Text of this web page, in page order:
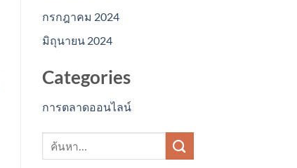
กรกฎาคม 2024
มิถุนายน 2024
Categories
การตลาดออนไลน์